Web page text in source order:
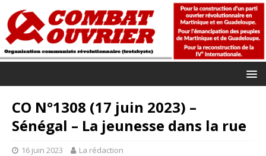
CO N°1308 (17 juin 2023) –
Sénégal – La jeunesse dans la rue
16 juin 2023 La rédaction